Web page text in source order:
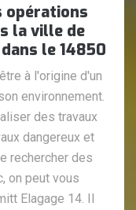
opérations
la ville de
le 14850
à l'origine d'un
environnement.
des travaux
dangereux et
rechercher des
on peut vous
Elagage 14. Il